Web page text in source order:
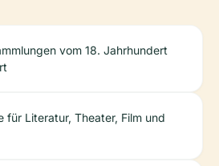
vom 18. Jahrhundert
für Literatur, Theater, Film und